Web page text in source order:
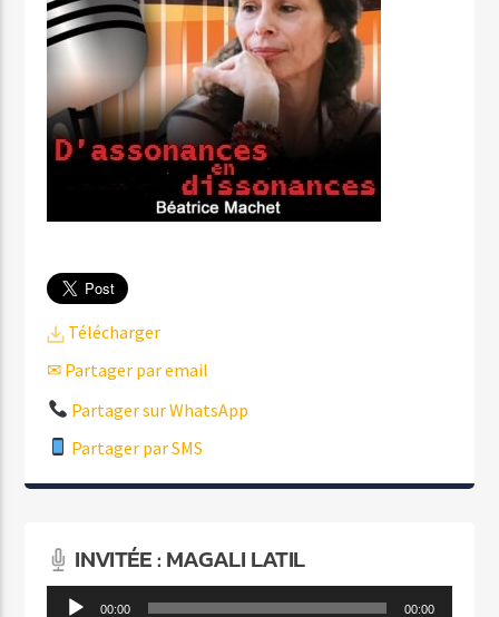
Télécharger
✉ Partager par email
Partager sur WhatsApp
Partager par SMS
INVITÉE : MAGALI LATIL
Lecteur 00:00 00:00